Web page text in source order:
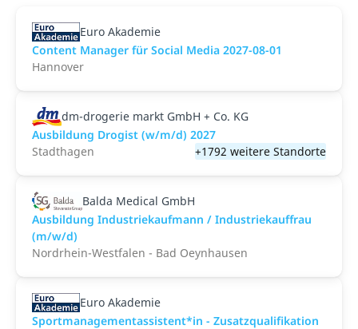
Euro Akademie
Content Manager für Social Media 2027-08-01
Hannover
dm-drogerie markt GmbH + Co. KG
Ausbildung Drogist (w/m/d) 2027
Stadthagen
+1792 weitere Standorte
Balda Medical GmbH
Ausbildung Industriekaufmann / Industriekauffrau
(m/w/d)
Nordrhein-Westfalen - Bad Oeynhausen
Euro Akademie
Sportmanagementassistent*in - Zusatzqualifikation